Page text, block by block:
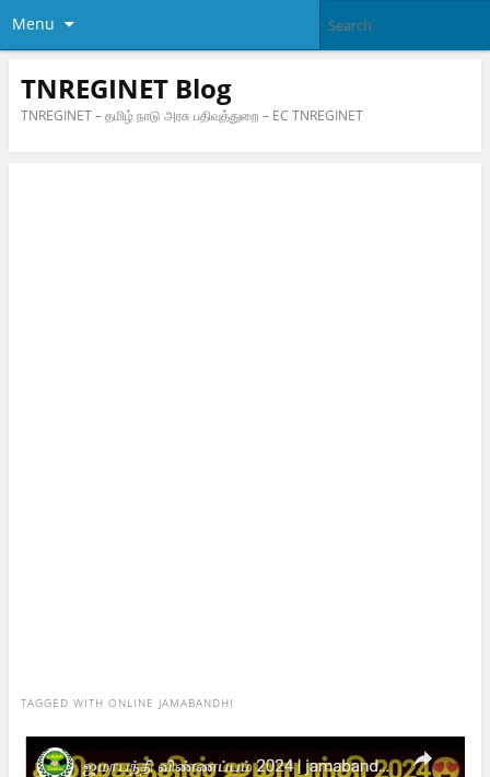
Menu
TNREGINET Blog
TNREGINET – தமிழ் நாடு அரசு பதிவுத்துறை – EC TNREGINET
TAGGED WITH ONLINE JAMABANDHI